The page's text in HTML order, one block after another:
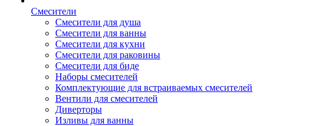
Смесители
Смесители для душа
Смесители для ванны
Смесители для кухни
Смесители для раковины
Смесители для биде
Наборы смесителей
Комплектующие для встраиваемых смесителей
Вентили для смесителей
Диверторы
Изливы для ванны